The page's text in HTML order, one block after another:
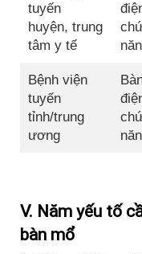
tuyến
huyện, trung
tâm y tế
Bệnh viện
tuyến
tỉnh/trung
ương
V. Năm yếu tố
bàn mổ